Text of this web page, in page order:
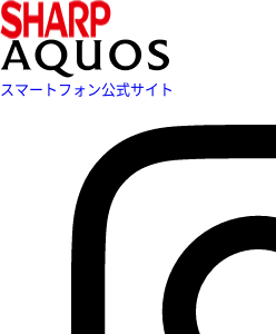
スマートフォン公式サイト